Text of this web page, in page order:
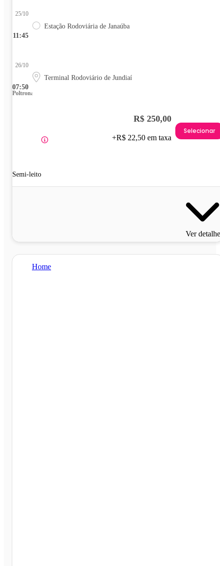
11:45
25/10
Estação Rodoviária de Janaúba
07:50
26/10
Terminal Rodoviário de Jundiaí
Poltrona
Semi-leito
R$ 250,00
+R$ 22,50 em taxa
Selecionar
Ver
Home